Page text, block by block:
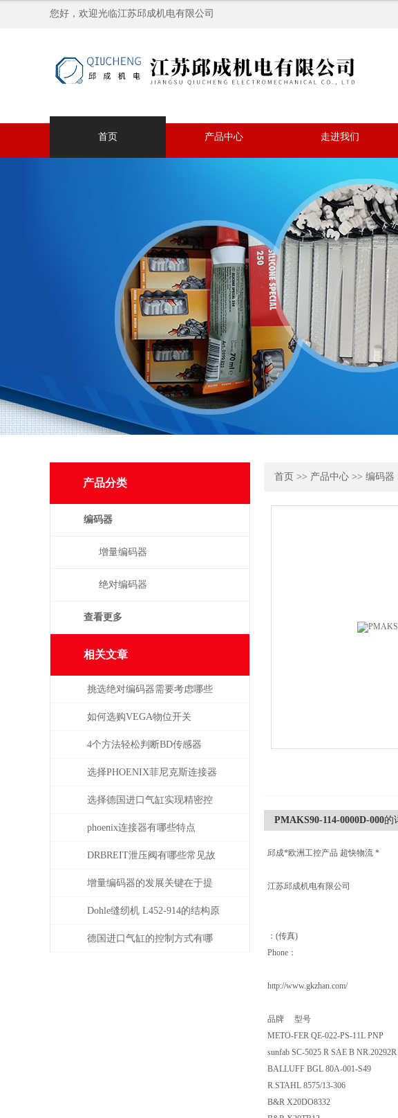
您好，欢迎光临江苏邱成机电有限公司
首页 产品中心 走进我们
产品分类
编码器
增量编码器
绝对编码器
查看更多
相关文章
挑选绝对编码器需要考虑哪些
问题
如何选购VEGA物位开关
4个方法轻松判断BD传感器
DMP的好坏，不信试一试
选择PHOENIX菲尼克斯连接器
时需考虑哪些问题？
选择德国进口气缸实现精密控
制和动力传输
phoenix连接器有哪些特点
DRBREIT泄压阀有哪些常见故
障
增量编码器的发展关键在于提
升质量
Dohle缝纫机 L452-914的结构原
理分析
德国进口气缸的控制方式有哪
首页 >> 产品中心 >> 编码器
PMAKS90-114-0000D-000的
邱成*欧洲工控产品 超快物流 *
江苏邱成机电有限公司
：(传真)
Phone：
http://www.gkzhan.com/
品牌 型号
METO-FER QE-022-PS-11L PNP
sunfab SC-5025 R SAE B NR.20292R
BALLUFF BGL 80A-001-S49
R.STAHL 8575/13-306
B&R X20DO8332